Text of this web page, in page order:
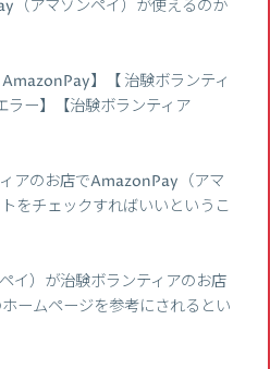
（アマゾンペイ）が使えるのか
】【 治験ボランティ
ー】【治験ボランティア
アのお店でAmazonPay（アマ
をチェックすればいいというこ
イ）が治験ボランティアのお店
ームページを参考にされるとい